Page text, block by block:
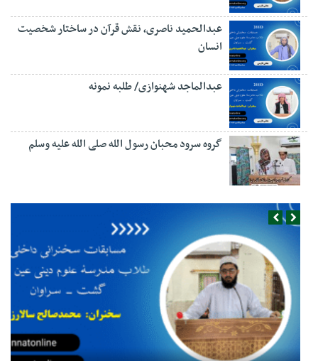
عبدالحمید ناصری، نقش قرآن در ساختار شخصیت
انسان
عبدالماجد شهنوازی/ طلبه نمونه
گروه سرود محبان رسول الله صلی الله علیه وسلم